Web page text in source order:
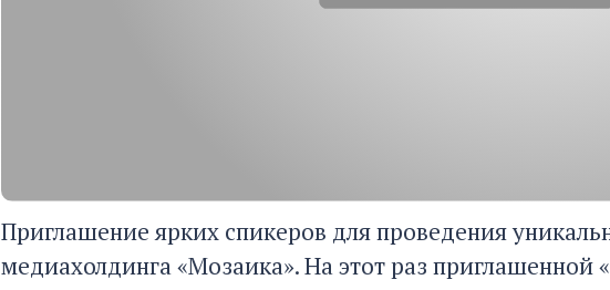
Приглашение ярких спикеров для проведения
медиахолдинга «Мозаика». На этот раз приглашенной